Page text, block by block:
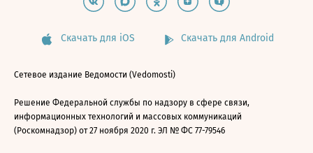
Скачать для iOS Скачать для Android
Сетевое издание Ведомости (Vedomosti)
Решение Федеральной службы по надзору в сфере связи,
информационных технологий и массовых коммуникаций
(Роскомнадзор) от 27 ноября 2020 г. ЭЛ № ФС 77-79546